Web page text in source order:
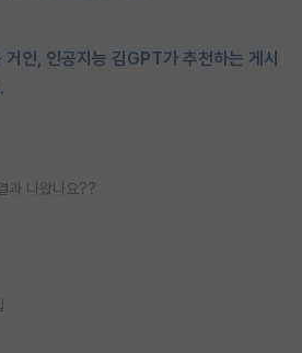
거인, 인공지능 김GPT가 추천하는 게시
과 나왔나요??